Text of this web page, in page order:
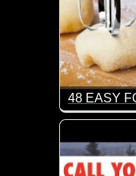
48 EASY
Was für